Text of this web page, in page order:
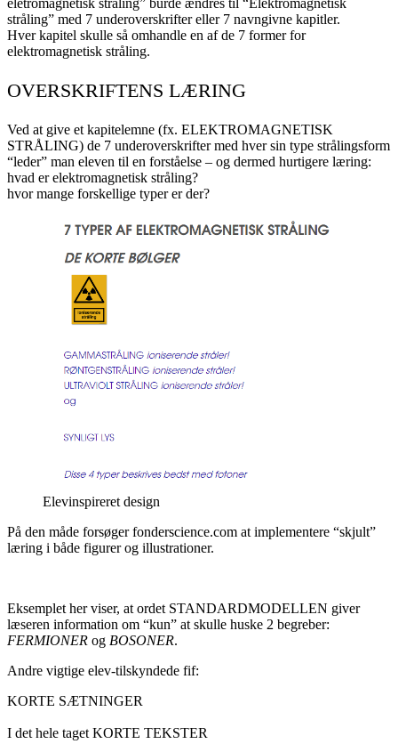
eletromagnetisk stråling” burde ændres til “Elektromagnetisk
stråling” med 7 underoverskrifter eller 7 navngivne kapitler.
Hver kapitel skulle så omhandle en af de 7 former for
elektromagnetisk stråling.
OVERSKRIFTENS LÆRING
Ved at give et kapitelemne (fx. ELEKTROMAGNETISK
STRÅLING) de 7 underoverskrifter med hver sin type strålingsform
“leder” man eleven til en forståelse – og dermed hurtigere læring:
hvad er elektromagnetisk stråling?
hvor mange forskellige typer er der?
Elevinspireret design
På den måde forsøger fonderscience.com at implementere “skjult”
læring i både figurer og illustrationer.
Eksemplet her viser, at ordet STANDARDMODELLEN giver
læseren information om “kun” at skulle huske 2 begreber:
FERMIONER og BOSONER.
Andre vigtige elev-tilskyndede fif:
KORTE SÆTNINGER
I det hele taget KORTE TEKSTER